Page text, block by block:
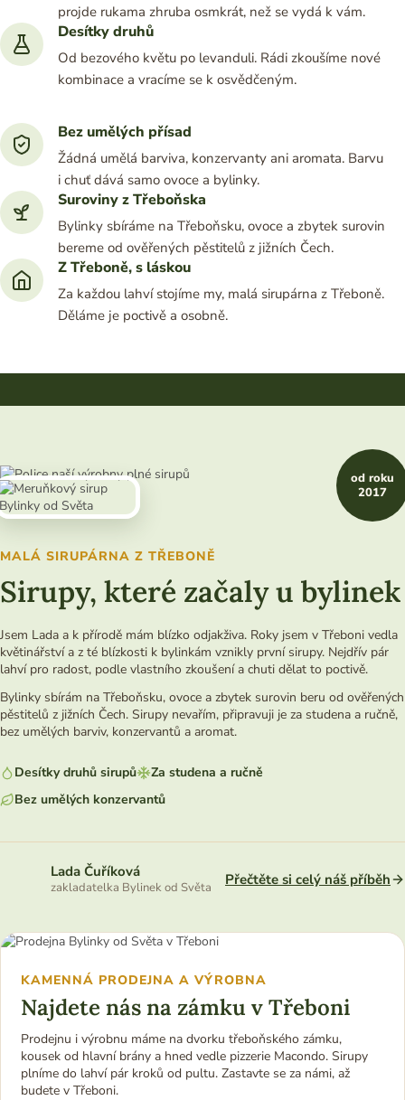
projde rukama zhruba osmkrát, než se vydá k vám.
Desítky druhů
Od bezového květu po levanduli. Rádi zkoušíme nové
kombinace a vracíme se k osvědčeným.
Bez umělých přísad
Žádná umělá barviva, konzervanty ani aromata. Barvu
i chuť dává samo ovoce a bylinky.
Suroviny z Třeboňska
Bylinky sbíráme na Třeboňsku, ovoce a zbytek surovin
bereme od ověřených pěstitelů z jižních Čech.
Z Třeboně, s láskou
Za každou lahví stojíme my, malá sirupárna z Třeboně.
Děláme je poctivě a osobně.
MALÁ SIRUPÁRNA Z TŘEBONĚ
Sirupy, které začaly u bylinek
Jsem Lada a k přírodě mám blízko odjakživa. Roky jsem v Třeboni vedla
květinářství a z té blízkosti k bylinkám vznikly první sirupy. Nejdřív pár
lahví pro radost, podle vlastního zkoušení a chuti dělat to poctivě.
Bylinky sbírám na Třeboňsku, ovoce a zbytek surovin beru od ověřených
pěstitelů z jižních Čech. Sirupy nevařím, připravuji je za studena a ručně,
bez umělých barviv, konzervantů a aromat.
Desítky druhů sirupů
Za studena a ručně
Bez umělých konzervantů
Lada Čuříková
zakladatelka Bylinek od Světa Přečtěte si celý náš příběh
od roku
2017
KAMENNÁ PRODEJNA A VÝROBNA
Najdete nás na zámku v Třeboni
Prodejnu i výrobnu máme na dvorku třeboňského zámku,
kousek od hlavní brány a hned vedle pizzerie Macondo. Sirupy
plníme do lahví pár kroků od pultu. Zastavte se za námi, až
budete v Třeboni.